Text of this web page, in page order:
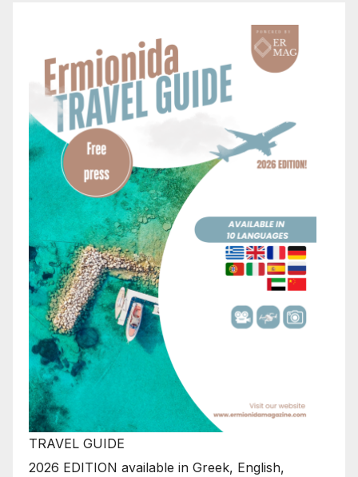
TRAVEL GUIDE
2026 EDITION available in Greek, English,